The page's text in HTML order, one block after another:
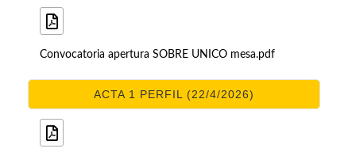
Convocatoria apertura SOBRE UNICO mesa.pdf
ACTA 1 PERFIL (22/4/2026)